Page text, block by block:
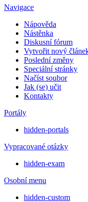
Navigace
Nápověda
Nástěnka
Diskusní fórum
Vytvořit nový
Poslední změny
Speciální stránky
Načíst soubor
Jak (se) učit
Kontakty
Portály
hidden-portals
Vypracované otázky
hidden-exam
Osobní menu
hidden-custom